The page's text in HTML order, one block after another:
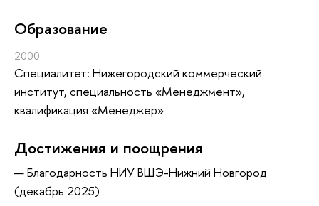
Oбразование
2000
Специалитет: Нижегородский коммерческий
институт, специальность «Менеджмент»,
квалификация «Менеджер»
Достижения и поощрения
Благодарность НИУ ВШЭ-Нижний Новгород
(декабрь 2025)